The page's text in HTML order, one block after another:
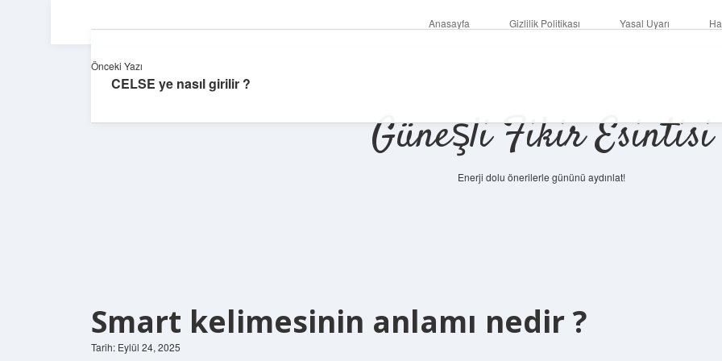
Anasayfa Gizlilik Politikası Yasal Uyarı
Güneşli Fikir Esintisi
Enerji dolu önerilerle gününü aydınlat!
Smart kelimesinin anlamı nedir ?
Tarih: Eylül 24, 2025
Önceki Yazı
CELSE ye nasıl girilir ?